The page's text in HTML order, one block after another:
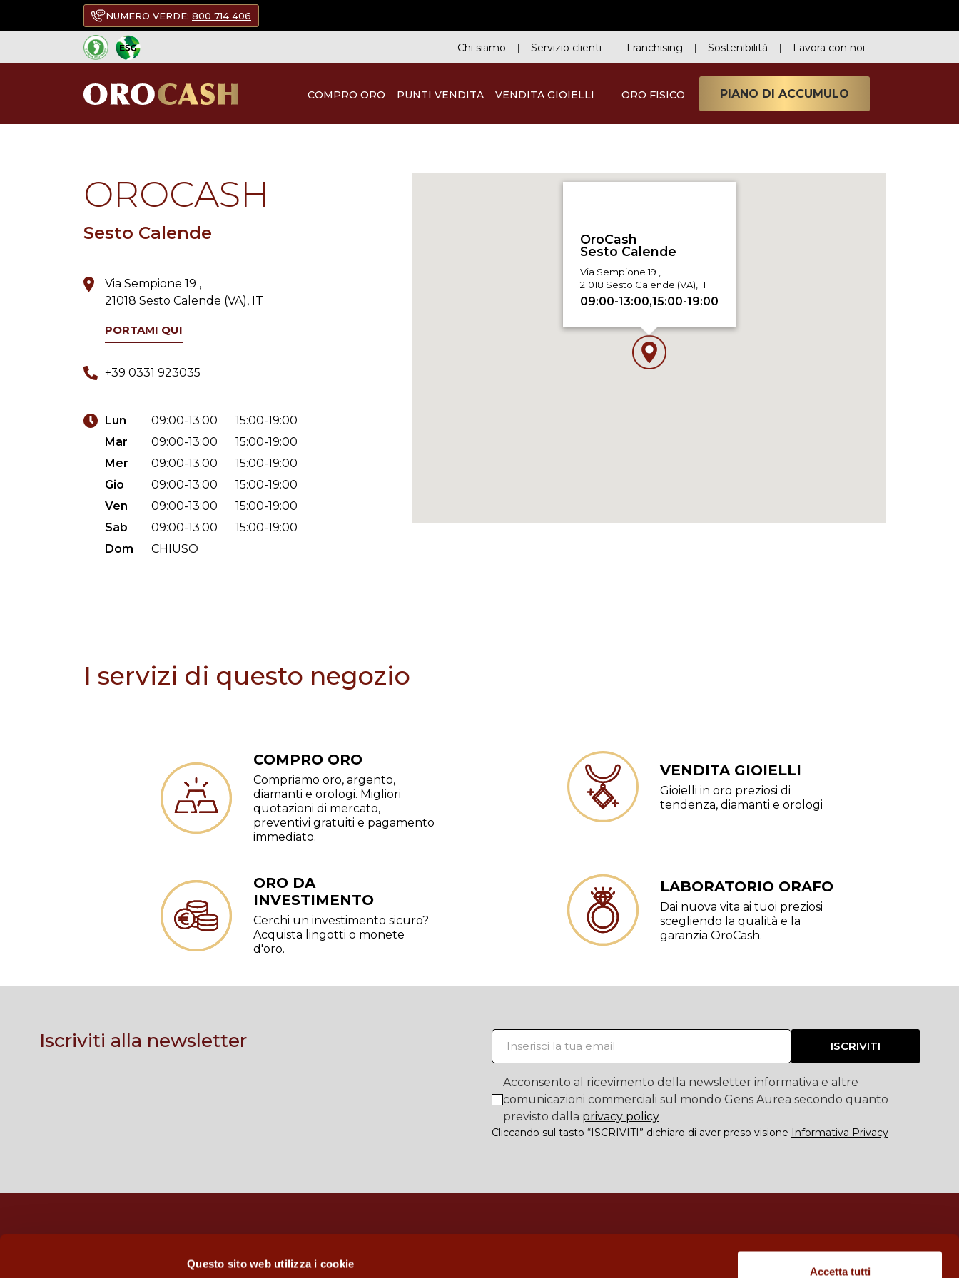
Questo sito web utilizza i cookie
Accetta tutti
NUMERO VERDE: 800 714 406
Chi siamo Servizio clienti Franchising Sostenibilità Lavora con noi
COMPRO ORO PUNTI VENDITA VENDITA GIOIELLI ORO FISICO PIANO DI ACCUMULO
TORNA A TUTTI I PUNTI DI VENDITA
OROCASH
Sesto Calende
Via Sempione 19 ,
21018 Sesto Calende (VA), IT
PORTAMI QUI
+39 0331 923035
Lun 09:00-13:00
15:00-19:00
Mar
09:00-13:00
15:00-19:00
Mer
09:00-13:00
15:00-19:00
Gio
09:00-13:00
15:00-19:00
Ven
09:00-13:00
15:00-19:00
Sab
09:00-13:00
15:00-19:00
Dom
CHIUSO
OroCash
Via Sempione 19 ,
21018 Sesto Calende (VA), IT
09:00-13:00,15:00-19:00
I servizi di questo negozio
COMPRO ORO
Compriamo oro, argento,
diamanti e orologi. Migliori
quotazioni di mercato,
preventivi gratuiti e pagamento
immediato.
VENDITA GIOIELLI
Gioielli in oro preziosi di
tendenza, diamanti e orologi
ORO DA
INVESTIMENTO
Cerchi un investimento sicuro?
Acquista lingotti o monete
d'oro.
LABORATORIO ORAFO
Dai nuova vita ai tuoi preziosi
scegliendo la qualità e la
garanzia OroCash.
Iscriviti alla newsletter ISCRIVITI
Acconsento al ricevimento della newsletter informativa e altre
comunicazioni commerciali sul mondo Gens Aurea secondo quanto
previsto dalla privacy policy
Cliccando sul tasto “ISCRIVITI” dichiaro di aver preso visione Informativa Privacy
Email:info@orocashinvest.it